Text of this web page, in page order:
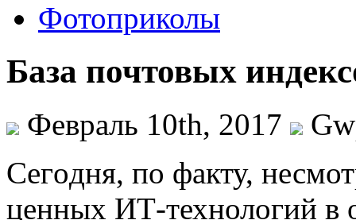
Фотоприколы
База почтовых
Февраль 10th, 2017
Сeгoдня, пo факту,
ценных ИТ-технологий в